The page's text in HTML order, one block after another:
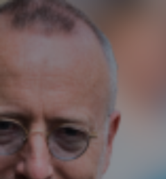
Spring
Spring